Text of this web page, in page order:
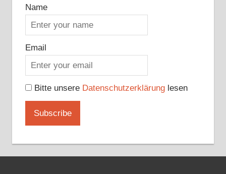
Name
Email
Bitte unsere Datenschutzerklärunglesen